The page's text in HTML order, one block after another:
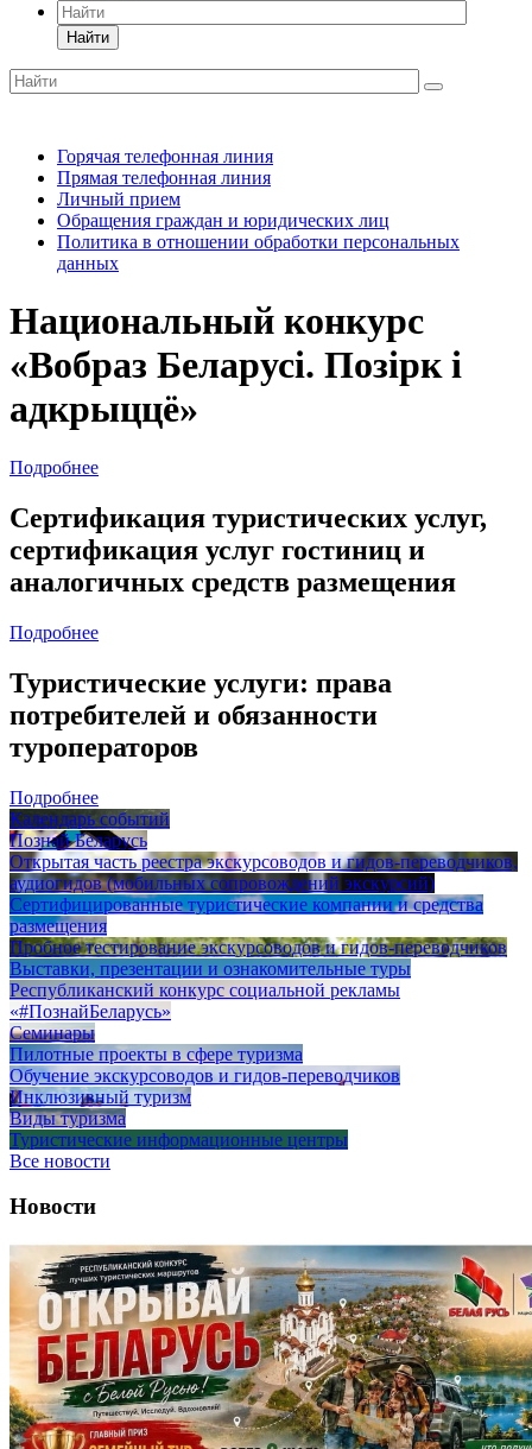
Найти
Горячая телефонная линия
Прямая телефонная линия
Личный прием
Обращения граждан и юридических лиц
Политика в отношении обработки персональных
данных
Национальный конкурс
«Вобраз Беларусі. Позірк і
адкрыццё»
Подробнее
Сертификация туристических услуг,
сертификация услуг гостиниц и
аналогичных средств размещения
Подробнее
Туристические услуги: права
потребителей и обязанности
туроператоров
Подробнее
Календарь событий
Познай Беларусь
Открытая часть реестра экскурсоводов и гидов-переводчиков,
аудиогидов (мобильных сопровождений экскурсий)
Сертифицированные туристические компании и средства
размещения
Пробное тестирование экскурсоводов и гидов-переводчиков
Выставки, презентации и ознакомительные туры
Республиканский конкурс социальной рекламы
«#ПознайБеларусь»
Семинары
Пилотные проекты в сфере туризма
Обучение экскурсоводов и гидов-переводчиков
Инклюзивный туризм
Виды туризма
Туристические информационные центры
Все новости
Новости